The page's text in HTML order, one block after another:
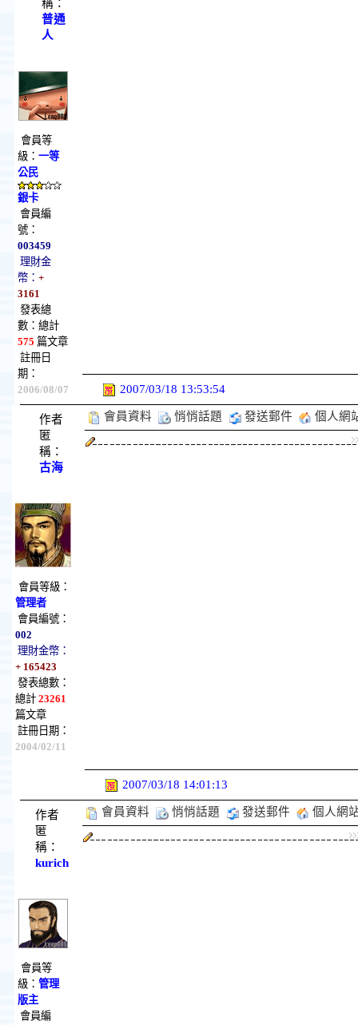
稱：
普通
人
會員等
級： 一等
公民
銀卡
會員編
號：
003459
理財金
幣： +
3161
發表總
數：總計
575 篇文章
註冊日
期：
2006/08/07
2007/03/18 13:53:54
作者
匿
稱：
古海
會員等級：
管理者
會員編號：
002
理財金幣：
+ 165423
發表總數：
總計 23261
篇文章
註冊日期：
2004/02/11
會員資料 悄悄話題 發送郵件 個人網
2007/03/18 14:01:13
作者
匿
稱：
kurich
會員等
級： 管理
版主
會員編
會員資料 悄悄話題 發送郵件 個人網